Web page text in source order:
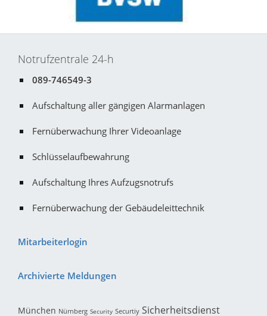
Notrufzentrale 24-h
089-746549-3
Aufschaltung aller gängigen Alarmanlagen
Fernüberwachung Ihrer Videoanlage
Schlüsselaufbewahrung
Aufschaltung Ihres Aufzugsnotrufs
Fernüberwachung der Gebäudeleittechnik
Mitarbeiterlogin
Archivierte Meldungen
München Nürnberg Security Securtiy Sicherheitsdienst